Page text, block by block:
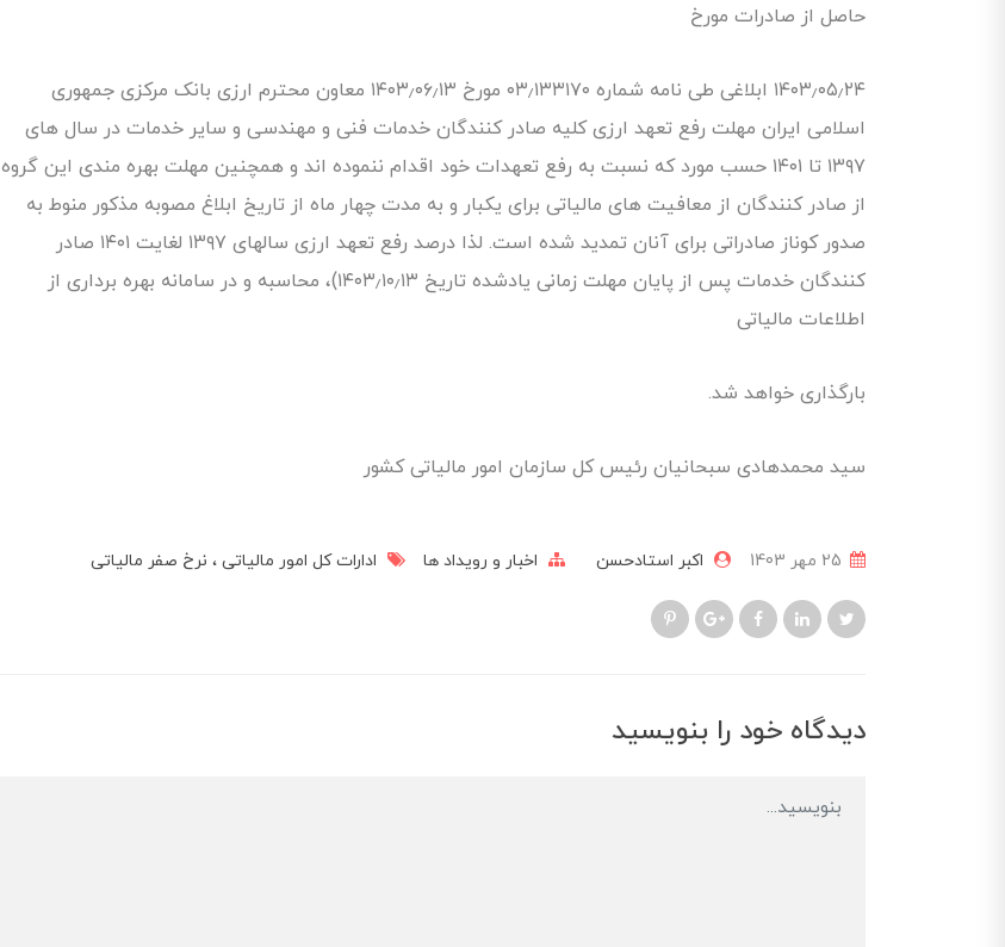
حاصل از صادرات مورخ
۱۴۰۳٫۰۵٫۲۴ ابلاغی طی نامه شماره ۰۳٫۱۳۳۱۷۰ مورخ ۱۴۰۳٫۰۶٫۱۳ معاون محترم ارزی بانک مرکزی جمهوری
اسلامی ایران مهلت رفع تعهد ارزی کلیه صادر کنندگان خدمات فنی و مهندسی و سایر خدمات در سال های
۱۳۹۷ تا ۱۴۰۱ حسب مورد که نسبت به رفع تعهدات خود اقدام ننموده اند و همچنین مهلت بهره مندی این گروه
از صادر کنندگان از معافیت های مالیاتی برای یکبار و به مدت چهار ماه از تاریخ ابلاغ مصوبه مذکور منوط به
صدور کوناز صادراتی برای آنان تمدید شده است. لذا درصد رفع تعهد ارزی سالهای ۱۳۹۷ لغایت ۱۴۰۱ صادر
کنندگان خدمات پس از پایان مهلت زمانی یادشده تاریخ ۱۴۰۳٫۱۰٫۱۳)، محاسبه و در سامانه بهره برداری از
اطلاعات مالیاتی
بارگذاری خواهد شد.
سید محمدهادی سبحانیان رئيس کل سازمان امور مالیاتی کشور
اکبر استادحسن اخبار و رویداد ها ادارات کل امور مالیاتی نرخ صفر مالیاتی
دیدگاه خود را بنویسید